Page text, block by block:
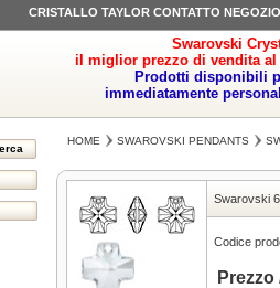
CRISTALLO TAYLOR CONTATTO NEGOZIO
Swarovski
il miglior prezzo di vendita
Prodotti disponibili
immediatamente
HOME SWAROVSKI PENDANTS
Swarovski
Codice